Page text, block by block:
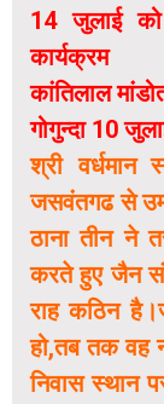
14 जुलाई को
कार्यक्रम
कांतिलाल
गोगुन्दा 10
श्री
जसवंतगढ से
ठाना तीन ने
करते हुए जैन
राह कठिन
हो,तब तक वह
निवास स्थान